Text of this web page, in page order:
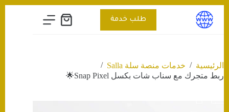
التجاوز
المحتوى
طلب خدمة
عربة
الرئيسية / خدمات منصة سلة Salla
/
ربط متجرك مع سناب شات بكسل Snap Pixel🌟